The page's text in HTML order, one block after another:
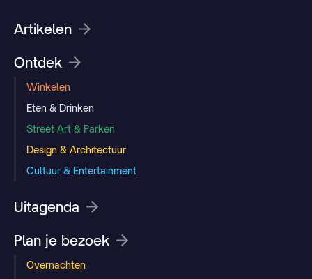
Artikelen
Ontdek
Winkelen
Eten & Drinken
Street Art & Parken
Design & Architectuur
Cultuur & Entertainment
Uitagenda
Plan je bezoek
Overnachten